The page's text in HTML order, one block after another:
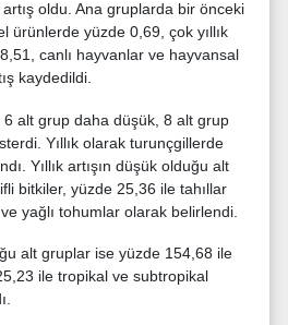
oldu. Ana gruplarda bir önceki
ürünlerde yüzde 0,69, çok yıllık
canlı hayvanlar ve hayvansal
kaydedildi.
6 alt grup daha düşük, 8 alt grup
Yıllık olarak turunçgillerde
Yıllık artışın düşük olduğu alt
bitkiler, yüzde 25,36 ile tahıllar
yağlı tohumlar olarak belirlendi.
alt gruplar ise yüzde 154,68 ile
ile tropikal ve subtropikal